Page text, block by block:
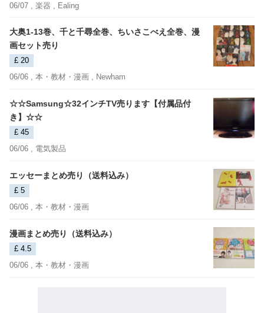
06/07 , 楽器 , Ealing
大奥1-13巻、千と千尋全巻、ちいさこべえ全巻、漫
画セット売り
£ 20
06/06 , 本・教材・漫画 , Newham
☆☆Samsung☆32インチTV売ります【付属品付
き】☆☆
£ 45
06/06 , 電気製品
エッセーまとめ売り（送料込み）
£ 5
06/06 , 本・教材・漫画
漫画まとめ売り（送料込み）
£ 4.5
06/06 , 本・教材・漫画